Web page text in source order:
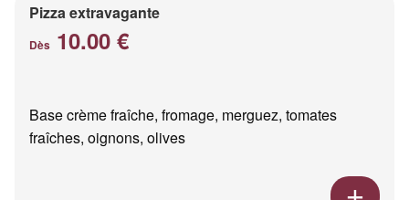
Pizza extravagante
Dès 10.00 €
Base crème fraîche, fromage, merguez, tomates
fraîches, oignons, olives